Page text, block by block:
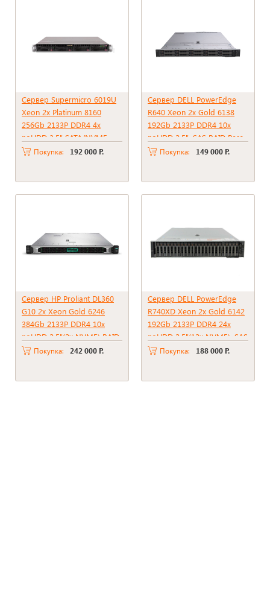
Сервер Supermicro 6019U
Xeon 2x Platinum 8160
256Gb 2133P DDR4 4x
noHDD 3.5" SATA/NVME ,
RAID C612 , 2*PSU 750W
Покупка: 192 000 Р.
Сервер DELL PowerEdge
R640 Xeon 2x Gold 6138
192Gb 2133P DDR4 10x
noHDD 2.5", SAS RAID Perc
H730 mini, 2*PSU 750W
Покупка: 149 000 Р.
Сервер HP Proliant DL360
G10 2x Xeon Gold 6246
384Gb 2133P DDR4 10x
noHDD 2.5"(2x NVME) RAID
S100i SRi 2xPSU 800W
Покупка: 242 000 Р.
Сервер DELL PowerEdge
R740XD Xeon 2x Gold 6142
192Gb 2133P DDR4 24x
noHDD 2.5"(12x NVME), SAS
RAID Perc H730p, 2Gb,
Покупка: 188 000 Р.